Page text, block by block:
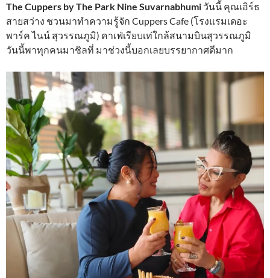
The Cuppers by The Park Nine Suvarnabhumi วันนี้ คุณเอิร์ธ
สายสว่าง ชวนมาทำความรู้จัก Cuppers Cafe (โรงแรมเดอะ
พาร์ค ไนน์ สุวรรณภูมิ) คาเฟ่เรียบเท่ใกล้สนามบินสุวรรณภูมิ
วันนี้พาทุกคนมาชิลที่ มาช่วงนี้บอกเลยบรรยากาศดีมาก